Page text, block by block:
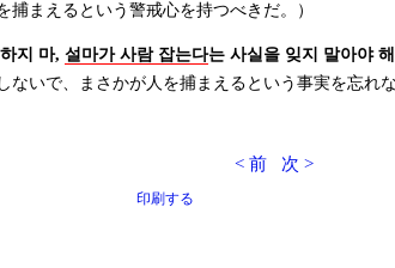
捕まえるという警戒心を持つべきだ。）
지 마, 설마가 사람 잡는다는 사실을 잊지 말아야
ないで、まさかが人を捕まえるという事実を忘れな
< 前 次 >
印刷する